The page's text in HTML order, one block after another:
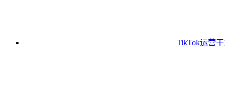
TikTok运营